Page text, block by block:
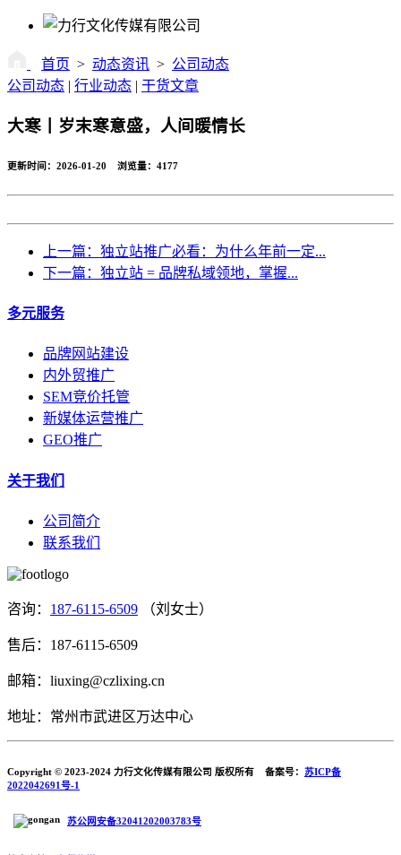
首页 > 动态资讯 > 公司动态
公司动态 | 行业动态 | 干货文章
大寒丨岁末寒意盛，人间暖情长
更新时间：2026-01-20 浏览量： 4177
上一篇：独立站推广必看：为什么年前一定...
下一篇：独立站 = 品牌私域领地，掌握...
多元服务
品牌网站建设
内外贸推广
SEM竞价托管
新媒体运营推广
GEO推广
关于我们
公司简介
联系我们
咨询： 187-6115-6509 （刘女士）
售后：187-6115-6509
邮箱：liuxing@czlixing.cn
地址：常州市武进区万达中心
Copyright © 2023-2024 力行文化传媒有限公司 版权所有 备案号： 苏ICP备
2022042691号-1
苏公网安备32041202003783号